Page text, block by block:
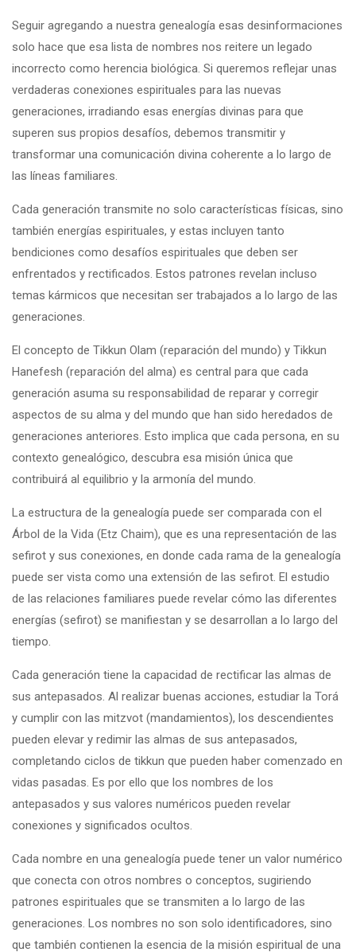
Seguir agregando a nuestra genealogía esas desinformaciones
solo hace que esa lista de nombres nos reitere un legado
incorrecto como herencia biológica. Si queremos reflejar unas
verdaderas conexiones espirituales para las nuevas
generaciones, irradiando esas energías divinas para que
superen sus propios desafíos, debemos transmitir y
transformar una comunicación divina coherente a lo largo de
las líneas familiares.
Cada generación transmite no solo características físicas, sino
también energías espirituales, y estas incluyen tanto
bendiciones como desafíos espirituales que deben ser
enfrentados y rectificados. Estos patrones revelan incluso
temas kármicos que necesitan ser trabajados a lo largo de las
generaciones.
El concepto de Tikkun Olam (reparación del mundo) y Tikkun
Hanefesh (reparación del alma) es central para que cada
generación asuma su responsabilidad de reparar y corregir
aspectos de su alma y del mundo que han sido heredados de
generaciones anteriores. Esto implica que cada persona, en su
contexto genealógico, descubra esa misión única que
contribuirá al equilibrio y la armonía del mundo.
La estructura de la genealogía puede ser comparada con el
Árbol de la Vida (Etz Chaim), que es una representación de las
sefirot y sus conexiones, en donde cada rama de la genealogía
puede ser vista como una extensión de las sefirot. El estudio
de las relaciones familiares puede revelar cómo las diferentes
energías (sefirot) se manifiestan y se desarrollan a lo largo del
tiempo.
Cada generación tiene la capacidad de rectificar las almas de
sus antepasados. Al realizar buenas acciones, estudiar la Torá
y cumplir con las mitzvot (mandamientos), los descendientes
pueden elevar y redimir las almas de sus antepasados,
completando ciclos de tikkun que pueden haber comenzado en
vidas pasadas. Es por ello que los nombres de los
antepasados y sus valores numéricos pueden revelar
conexiones y significados ocultos.
Cada nombre en una genealogía puede tener un valor numérico
que conecta con otros nombres o conceptos, sugiriendo
patrones espirituales que se transmiten a lo largo de las
generaciones. Los nombres no son solo identificadores, sino
que también contienen la esencia de la misión espiritual de una